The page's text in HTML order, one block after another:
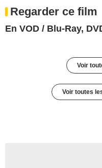
Regarder ce film
En VOD / Blu-Ray,
Voir
Voir toutes